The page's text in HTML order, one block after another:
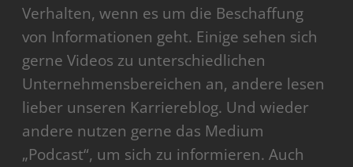
Verhalten, wenn es um die Beschaffung
von Informationen geht. Einige sehen sich
gerne Videos zu unterschiedlichen
Unternehmensbereichen an, andere lesen
lieber unseren Karriereblog. Und wieder
andere nutzen gerne das Medium
„Podcast“, um sich zu informieren. Auch